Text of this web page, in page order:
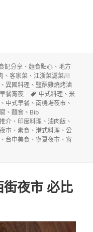
Gourmand)名單
記分享 、麵食點心 、地方
、客家菜 、江浙菜滬菜川
、異國料理 、 鹽酥雞燒烤滷
餐宵夜
標
籤
中式料理 、米
、 中式早餐 、南機場夜市 、
、麵食 、 Bib
介 、 印度料理 、滷肉飯 、
市 、素食 、港式料理 、公
、 台中美食 、 寧夏夜市 、 宵
中必比登推介(Bib Gourmand)名
夜市 必比